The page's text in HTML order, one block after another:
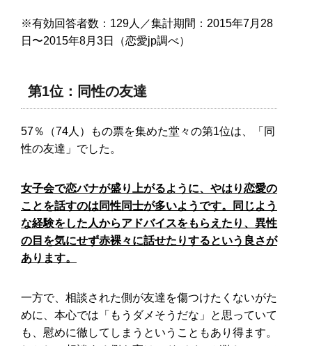
※有効回答者数：129人／集計期間：2015年7月28
日〜2015年8月3日（恋愛jp調べ）
第1位：同性の友達
57％（74人）もの票を集めた堂々の第1位は、「同
性の友達」でした。
女子会で恋バナが盛り上がるように、やはり恋愛の
ことを話すのは同性同士が多いようです。同じよう
な経験をした人からアドバイスをもらえたり、異性
の目を気にせず赤裸々に話せたりするという良さが
あります。
一方で、相談された側が友達を傷つけたくないがた
めに、本心では「もうダメそうだな」と思っていて
も、慰めに徹してしまうということもあり得ます。